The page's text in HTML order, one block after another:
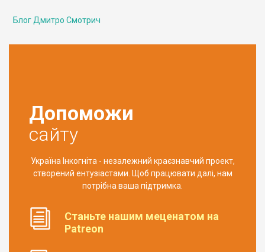
Блог Дмитро Смотрич
Допоможи
сайту
Україна Інкогніта - незалежний краєзнавчий проект,
створений ентузіастами. Щоб працювати далі, нам
потрібна ваша підтримка.
Станьте нашим меценатом на
Patreon